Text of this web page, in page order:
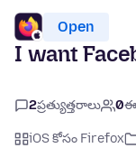
Open
I want
2ప్రత్యుత్తరాలు 0ఈ
iOS కోసం Firefox